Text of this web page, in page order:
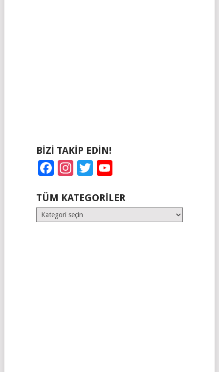
BIZI TAKIP EDIN!
Facebook
Instagram
Twitter
TÜM KATEGORILER
Tüm
Kategoriler